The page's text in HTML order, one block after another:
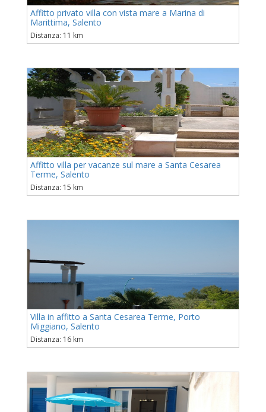
Affitto privato villa con vista mare a Marina di
Marittima, Salento
Distanza: 11 km
Affitto villa per vacanze sul mare a Santa Cesarea
Terme, Salento
Distanza: 15 km
Villa in affitto a Santa Cesarea Terme, Porto
Miggiano, Salento
Distanza: 16 km